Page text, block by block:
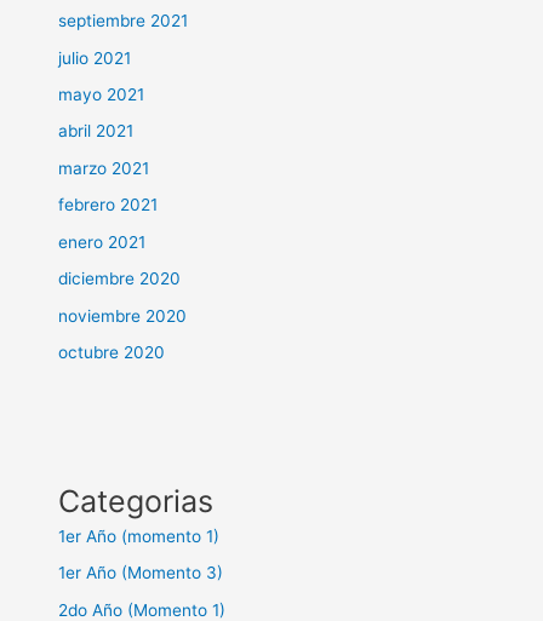
septiembre 2021
julio 2021
mayo 2021
abril 2021
marzo 2021
febrero 2021
enero 2021
diciembre 2020
noviembre 2020
octubre 2020
Categorias
1er Año (momento 1)
1er Año (Momento 3)
2do Año (Momento 1)